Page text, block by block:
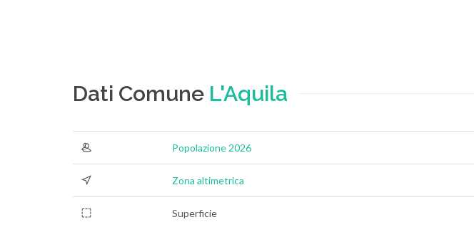
Dati Comune L'Aquila
Popolazione 2026
Zona altimetrica
Superficie